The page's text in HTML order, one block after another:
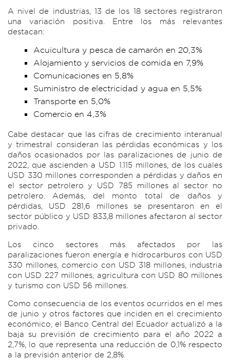
A nivel de industrias, 13 de los 18 sectores registraron
una variación positiva. Entre los más relevantes
destacan:
Acuicultura y pesca de camarón en 20,3%
Alojamiento y servicios de comida en 7,9%
Comunicaciones en 5,8%
Suministro de electricidad y agua en 5,5%
Transporte en 5,0%
Comercio en 4,3%
Cabe destacar que las cifras de crecimiento interanual
y trimestral consideran las pérdidas económicas y los
daños ocasionados por las paralizaciones de junio de
2022, que ascienden a USD 1.115 millones, de los cuales
USD 330 millones corresponden a pérdidas y daños en
el sector petrolero y USD 785 millones al sector no
petrolero. Además, del monto total de daños y
pérdidas, USD 281,6 millones se presentaron en el
sector público y USD 833,8 millones afectaron al sector
privado.
Los cinco sectores más afectados por las
paralizaciones fueron energía e hidrocarburos con USD
330 millones, comercio con USD 318 millones, industria
con USD 227 millones, agricultura con USD 80 millones
y turismo con USD 56 millones.
Como consecuencia de los eventos ocurridos en el mes
de junio y otros factores que inciden en el crecimiento
económico, el Banco Central del Ecuador actualizó a la
baja su previsión de crecimiento para el año 2022 a
2,7%, lo que representa una reducción de 0,1% respecto
a la previsión anterior de 2,8%.